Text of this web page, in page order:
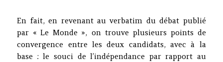
En fait, en revenant au verbatim du débat publié
par « Le Monde », on trouve plusieurs points de
convergence entre les deux candidats, avec à la
base : le souci de l’indépendance par rapport au